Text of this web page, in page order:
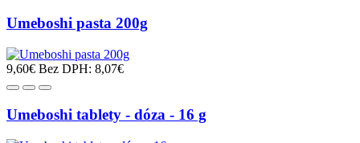
Umeboshi pasta 200g
9,60€ Bez DPH: 8,07€
Umeboshi tablety - dóza - 16 g